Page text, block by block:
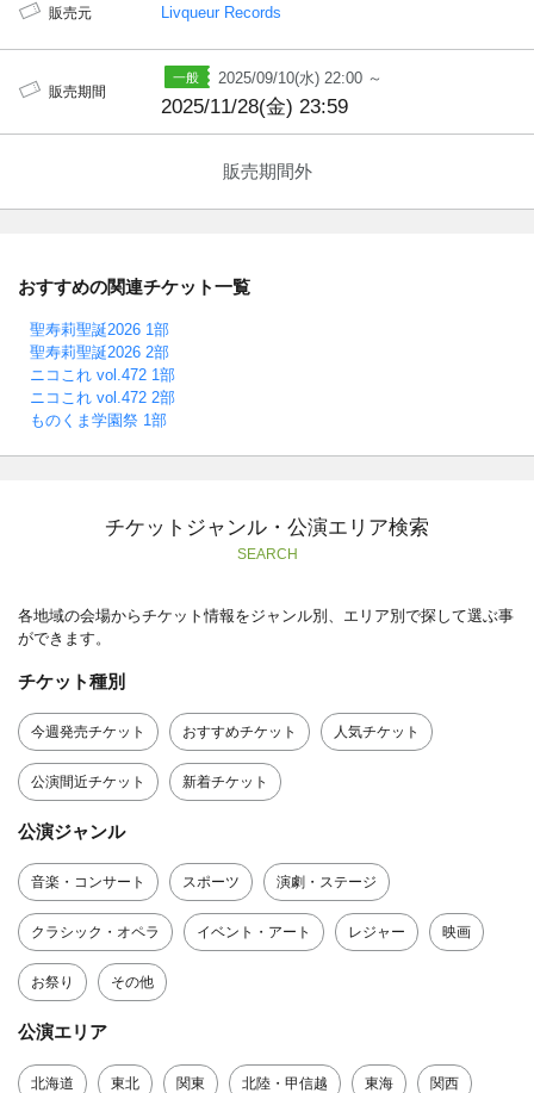
販売元 Livqueur Records
販売期間
2025/09/10(水) 22:00 ～
2025/11/28(金) 23:59
販売期間外
おすすめの関連チケット一覧
聖寿莉聖誕2026 1部
聖寿莉聖誕2026 2部
ニコこれ vol.472 1部
ニコこれ vol.472 2部
ものくま学園祭 1部
チケットジャンル・公演エリア検索
SEARCH
各地域の会場からチケット情報をジャンル別、エリア別で探して選ぶ事
ができます。
チケット種別
今週発売チケット おすすめチケット 人気チケット
公演間近チケット 新着チケット
公演ジャンル
音楽・コンサート スポーツ 演劇・ステージ
クラシック・オペラ イベント・アート レジャー 映画
お祭り その他
公演エリア
北海道 東北 関東 北陸・甲信越 東海 関西